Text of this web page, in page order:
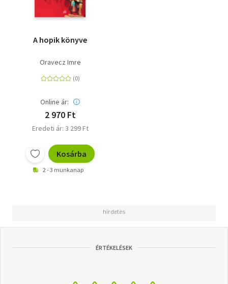
A hopik könyve
Oravecz Imre
Online ár:
2 970 Ft
Eredeti ár: 3 299 Ft
Kosárba
2 - 3 munkanap
ÉRTÉKELÉSEK